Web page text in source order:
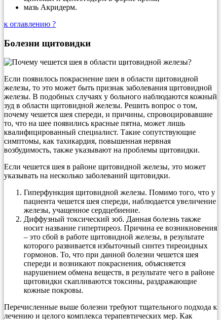
мазь Акридерм.
к оглавлению ?
Болезни щитовидки
Если появилось покраснение шеи в области щитовидной
железы, то это может быть признак заболевания щитовидной
железы. В подобных случаях у больного наблюдаются кожный
зуд в области щитовидной железы. Решить вопрос о том,
почему чешется шея спереди, и причины, спровоцировавшие
то, что на шее появились красные пятна, может лишь
квалифицированный специалист. Такие сопутствующие
симптомы, как тахикардия, повышенная нервная
возбудимость, также указывают на проблемы щитовидки.
Если чешется шея в районе щитовидной железы, это может
указывать на несколько заболеваний щитовидки.
Гиперфункция щитовидной железы. Помимо того, что у
пациента чешется шея спереди, наблюдается увеличение
железы, учащенное сердцебиение.
Диффузный токсический зоб. Данная болезнь также
носит название гипертиреоз. Причина ее возникновения
– это сбой в работе щитовидной железы, в результате
которого развивается избыточный синтез тиреоидных
гормонов. То, что при данной болезни чешется шея
спереди и возникают покраснения, объясняется
нарушением обмена веществ, в результате чего в районе
щитовидки скапливаются токсины, раздражающие
кожные покровы.
Перечисленные выше болезни требуют тщательного подхода к
лечению и целого комплекса терапевтических мер. Как